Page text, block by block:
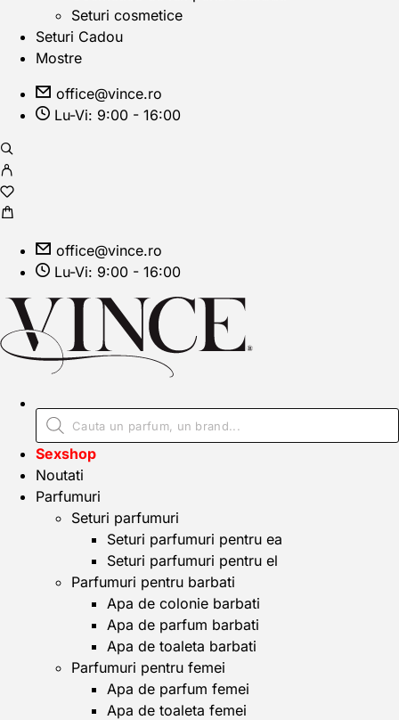
Seturi cosmetice
Seturi Cadou
Mostre
office@vince.ro
Lu-Vi: 9:00 - 16:00
office@vince.ro
Lu-Vi: 9:00 - 16:00
Sexshop
Noutati
Parfumuri
Seturi parfumuri
Seturi parfumuri pentru ea
Seturi parfumuri pentru el
Parfumuri pentru barbati
Apa de colonie barbati
Apa de parfum barbati
Apa de toaleta barbati
Parfumuri pentru femei
Apa de parfum femei
Apa de toaleta femei